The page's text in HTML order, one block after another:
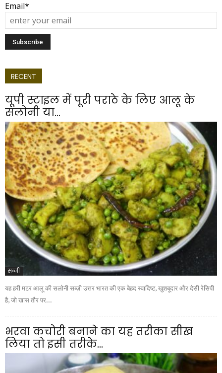
Email*
RECENT
यूपी स्टाइल में पूरी पराठे के लिए आलू के
सलोनी या...
सब्ज़ी
यह हरी मटर आलू की सलोनी सब्ज़ी उत्तर भारत की एक बेहद स्वादिष्ट, खुशबूदार और देसी रेसिपी
है, जो खास तौर पर...
भरवा कचोरी बनाने का यह तरीका सीख
लिया तो इसी तरीके...